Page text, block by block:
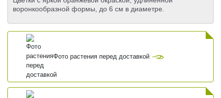
воронкообразной формы, до 6 см в диаметре.
Фото растения перед доставкой